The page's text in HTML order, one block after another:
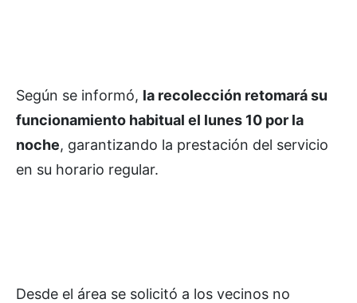
Según se informó, la recolección retomará su
funcionamiento habitual el lunes 10 por la
noche, garantizando la prestación del servicio
en su horario regular.
Desde el área se solicitó a los vecinos no